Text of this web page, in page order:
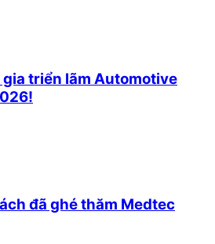
triển lãm Automotive
đã ghé thăm Medtec